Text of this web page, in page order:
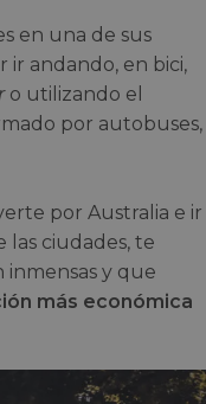
en una de sus
ir andando, en bici,
o utilizando el
por autobuses,
por Australia e ir
las ciudades, te
inmensas y que
más económica